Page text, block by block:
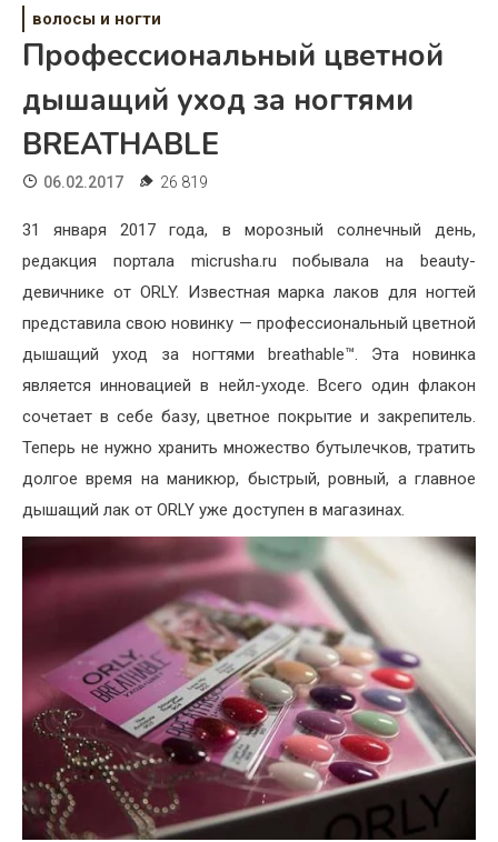
Дом
Жизнь
Хобби
Красота
Недвижимость
волосы и ногти
Профессиональный цветной
дышащий уход за ногтями
BREATHABLE
06.02.2017 26 819
31 января 2017 года, в морозный солнечный день,
редакция портала micrusha.ru побывала на beauty-
девичнике от ORLY. Известная марка лаков для ногтей
представила свою новинку — профессиональный цветной
дышащий уход за ногтями breathable™. Эта новинка
является инновацией в нейл-уходе. Всего один флакон
сочетает в себе базу, цветное покрытие и закрепитель.
Теперь не нужно хранить множество бутылечков, тратить
долгое время на маникюр, быстрый, ровный, а главное
дышащий лак от ORLY уже доступен в магазинах.